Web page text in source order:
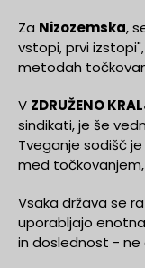
Za Nizozemska,
vstopi, prvi
metodah
V ZDRUŽENO
sindikati, je še
Tveganje sodišč
med
Vsaka država se
uporabljajo
in doslednost - ne